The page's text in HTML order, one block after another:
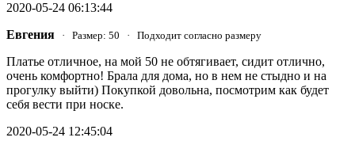
2020-05-24 06:13:44
Евгения · Размер: 50 · Подходит согласно размеру
Платье отличное, на мой 50 не обтягивает, сидит отлично,
очень комфортно! Брала для дома, но в нем не стыдно и на
прогулку выйти) Покупкой довольна, посмотрим как будет
себя вести при носке.
2020-05-24 12:45:04